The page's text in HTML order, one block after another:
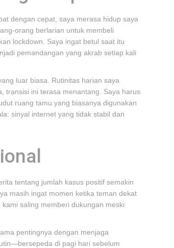
dengan cepat, saya merasa hidup saya
orang berlarian untuk membeli
lockdown. Saya ingat betul saat itu
pemandangan yang akrab setiap kali
luar biasa. Rutinitas harian saya
transisi ini terasa menantang. Saya harus
ruang tamu yang biasanya digunakan
sinyal internet yang tidak stabil dan
tentang jumlah kasus positif semakin
masih ingat momen ketika teman dekat
saling memberi dukungan meski
pentingnya dengan menjaga
di pagi hari sebelum